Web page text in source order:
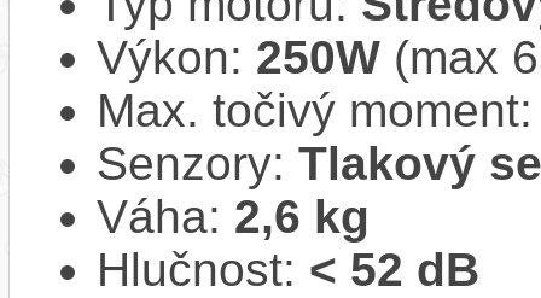
Výkon: 250W (max
Max. točivý
Senzory: Tlakový
Váha: 2,6 kg
Hlučnost: < 52 dB